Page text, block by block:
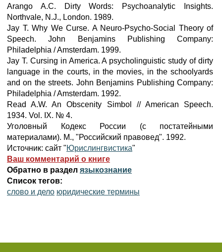
Arango A.C. Dirty Words: Psychoanalytic Insights.
Northvale, N.J., London. 1989.
Jay Т. Why We Curse. A Neuro-Psycho-Social Theory of
Speech. John Benjamins Publishing Company:
Philadelphia / Amsterdam. 1999.
Jay Т. Cursing in America. A psycholinguistic study of dirty
language in the courts, in the movies, in the schoolyards
and on the streets. John Benjamins Publishing Company:
Philadelphia / Amsterdam. 1992.
Read A.W. An Obscenity Simbol // American Speech.
1934. Vol. IX. № 4.
Уголовный Кодекс России (с постатейными
материалами). М., "Российский правовед". 1992.
Источник: сайт "Юрислингвистика"
Ваш комментарий о книге
Обратно в раздел языкознание
Список тегов:
слово и дело юридические термины